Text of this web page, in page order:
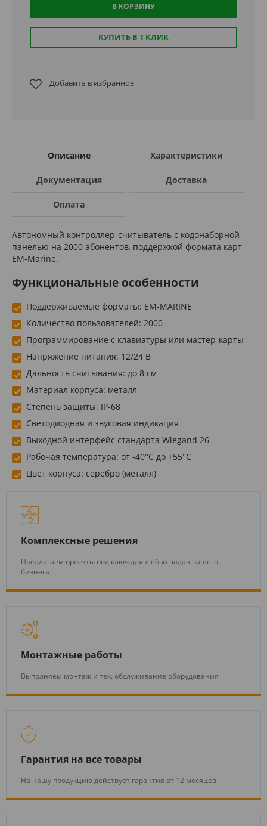
В КОРЗИНУ
КУПИТЬ В 1 КЛИК
Добавить в избранное
Описание Характеристики
Документация Доставка
Оплата
Автономный контроллер-считыватель с кодонаборной
панелью на 2000 абонентов, поддержкой формата карт
EM-Marine.
Функциональные особенности
Поддерживаемые форматы: EM-MARINE
Количество пользователей: 2000
Программирование с клавиатуры или мастер-карты
Напряжение питания: 12/24 В
Дальность считывания: до 8 см
Материал корпуса: металл
Степень защиты: IP-68
Светодиодная и звуковая индикация
Выходной интерфейс стандарта Wiegand 26
Рабочая температура: от -40°C до +55°C
Цвет корпуса: серебро (металл)
Комплексные решения
Предлагаем проекты под ключ для любых задач вашего
бизнеса
Монтажные работы
Выполняем монтаж и тех. обслуживание оборудования
Гарантия на все товары
На нашу продукцию действует гарантия от 12 месяцев